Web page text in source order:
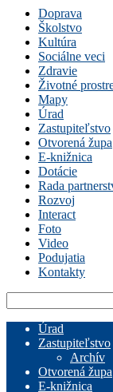
Doprava
Školstvo
Kultúra
Sociálne veci
Zdravie
Životné
Mapy
Úrad
Zastupiteľstvo
Otvorená župa
E-knižnica
Dotácie
Rada
Rozvoj
Interact
Foto
Video
Podujatia
Kontakty
Úrad
Zastupiteľstvo
Archív
Otvorená župa
E-knižnica